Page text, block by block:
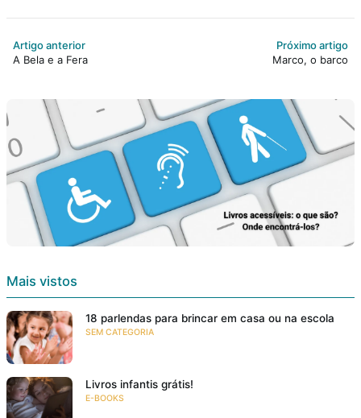
Artigo anterior
A Bela e a Fera
Próximo artigo
Marco, o barco
Mais vistos
18 parlendas para brincar em casa ou na escola
SEM CATEGORIA
Livros infantis grátis!
E-BOOKS